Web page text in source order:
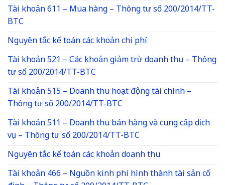
Tài khoản 611 – Mua hàng – Thông tư số 200/2014/TT-
BTC
Nguyên tắc kế toán các khoản chi phí
Tài khoản 521 – Các khoản giảm trừ doanh thu – Thông
tư số 200/2014/TT-BTC
Tài khoản 515 – Doanh thu hoạt động tài chính –
Thông tư số 200/2014/TT-BTC
Tài khoản 511 – Doanh thu bán hàng và cung cấp dịch
vụ – Thông tư số 200/2014/TT-BTC
Nguyên tắc kế toán các khoản doanh thu
Tài khoản 466 – Nguồn kinh phí hình thành tài sản cố